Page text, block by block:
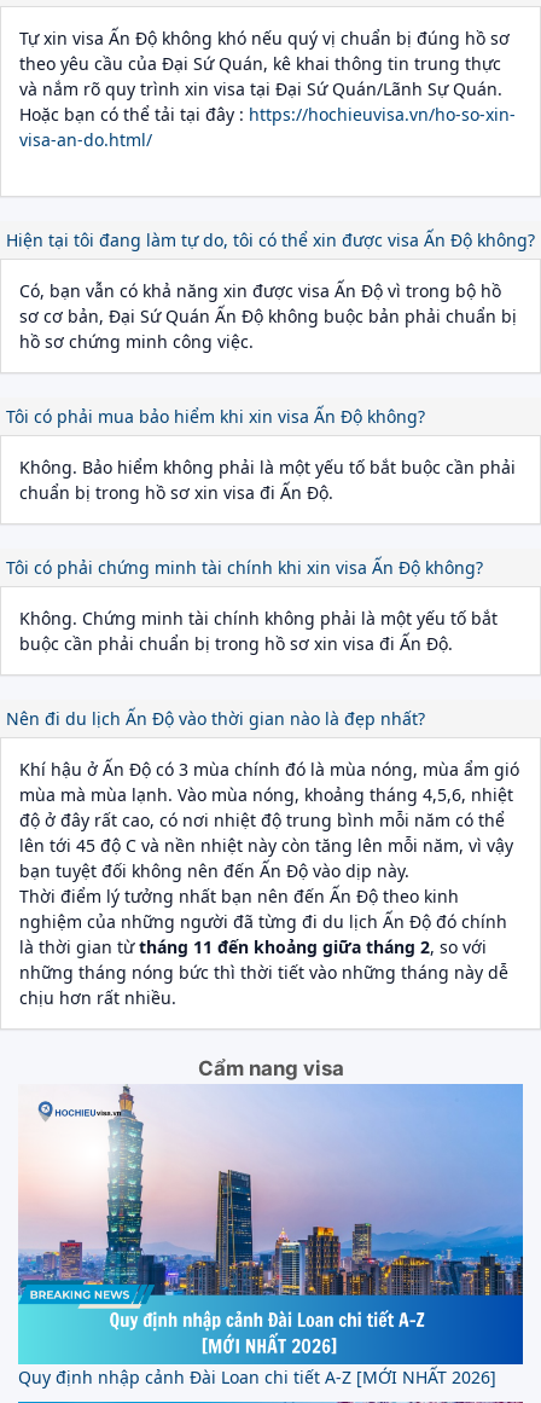
Tự xin visa Ấn Độ không khó nếu quý vị chuẩn bị đúng hồ sơ
theo yêu cầu của Đại Sứ Quán, kê khai thông tin trung thực
và nắm rõ quy trình xin visa tại Đại Sứ Quán/Lãnh Sự Quán.
Hoặc bạn có thể tải tại đây : https://hochieuvisa.vn/ho-so-xin-
visa-an-do.html/
Hiện tại tôi đang làm tự do, tôi có thể xin được visa Ấn Độ không?
Có, bạn vẫn có khả năng xin được visa Ấn Độ vì trong bộ hồ
sơ cơ bản, Đại Sứ Quán Ấn Độ không buộc bản phải chuẩn bị
hồ sơ chứng minh công việc.
Tôi có phải mua bảo hiểm khi xin visa Ấn Độ không?
Không. Bảo hiểm không phải là một yếu tố bắt buộc cần phải
chuẩn bị trong hồ sơ xin visa đi Ấn Độ.
Tôi có phải chứng minh tài chính khi xin visa Ấn Độ không?
Không. Chứng minh tài chính không phải là một yếu tố bắt
buộc cần phải chuẩn bị trong hồ sơ xin visa đi Ấn Độ.
Nên đi du lịch Ấn Độ vào thời gian nào là đẹp nhất?
Khí hậu ở Ấn Độ có 3 mùa chính đó là mùa nóng, mùa ẩm gió
mùa mà mùa lạnh. Vào mùa nóng, khoảng tháng 4,5,6, nhiệt
độ ở đây rất cao, có nơi nhiệt độ trung bình mỗi năm có thể
lên tới 45 độ C và nền nhiệt này còn tăng lên mỗi năm, vì vậy
bạn tuyệt đối không nên đến Ấn Độ vào dịp này.
Thời điểm lý tưởng nhất bạn nên đến Ấn Độ theo kinh
nghiệm của những người đã từng đi du lịch Ấn Độ đó chính
là thời gian từtháng 11 đến khoảng giữa tháng 2, so với
những tháng nóng bức thì thời tiết vào những tháng này dễ
chịu hơn rất nhiều.
Cẩm nang visa
Quy định nhập cảnh Đài Loan chi tiết A-Z [MỚI NHẤT 2026]